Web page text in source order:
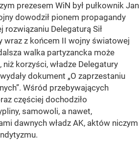
prezesem WiN był pułkownik Jan
dowodził pionem propagandy
rozwiązaniu Delegaturą Sił
wraz z końcem II wojny światowej
walka partyzancka może
korzyści, władze Delegatury
dokument „O zaprzestaniu
Wśród przebywających
częściej dochodziło
samowoli, a nawet,
dawnych władz AK, aktów niczym